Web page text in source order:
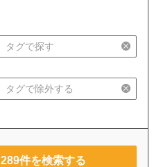
289件を検索する